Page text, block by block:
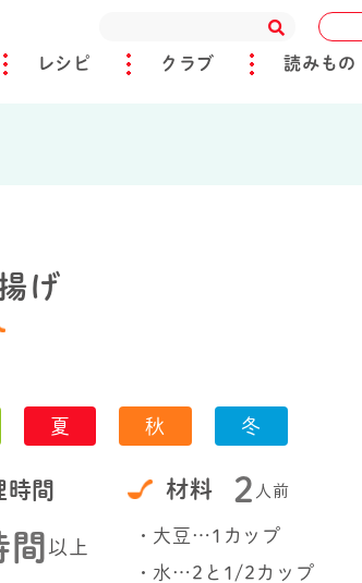
レシピ クラブ 読みもの
げ
夏 秋 冬
時間
間 以上
材料 2 人前
・大豆…1カップ
・水…2と1/2カップ